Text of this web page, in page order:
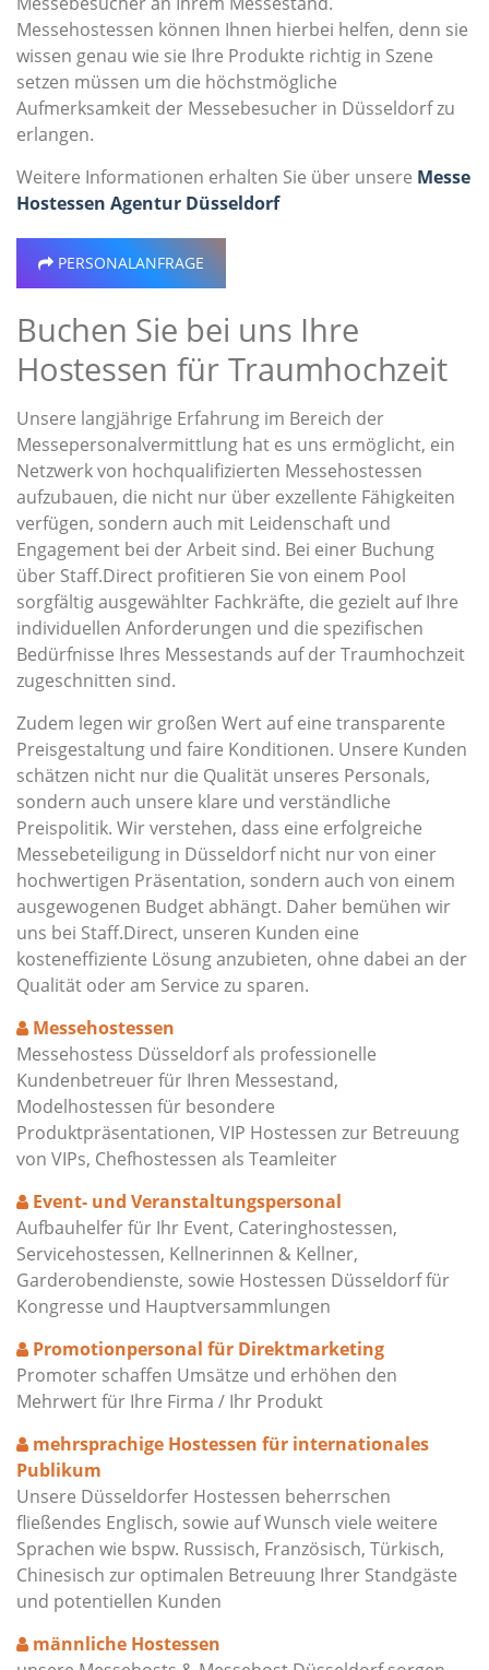
Messehostessen können Ihnen hierbei helfen, denn sie
wissen genau wie sie Ihre Produkte richtig in Szene
setzen müssen um die höchstmögliche
Aufmerksamkeit der Messebesucher in Düsseldorf zu
erlangen.
Weitere Informationen erhalten Sie über unsere Messe
Hostessen Agentur Düsseldorf
PERSONALANFRAGE
Buchen Sie bei uns Ihre
Hostessen für Traumhochzeit
Unsere langjährige Erfahrung im Bereich der
Messepersonalvermittlung hat es uns ermöglicht, ein
Netzwerk von hochqualifizierten Messehostessen
aufzubauen, die nicht nur über exzellente Fähigkeiten
verfügen, sondern auch mit Leidenschaft und
Engagement bei der Arbeit sind. Bei einer Buchung
über Staff.Direct profitieren Sie von einem Pool
sorgfältig ausgewählter Fachkräfte, die gezielt auf Ihre
individuellen Anforderungen und die spezifischen
Bedürfnisse Ihres Messestands auf der Traumhochzeit
zugeschnitten sind.
Zudem legen wir großen Wert auf eine transparente
Preisgestaltung und faire Konditionen. Unsere Kunden
schätzen nicht nur die Qualität unseres Personals,
sondern auch unsere klare und verständliche
Preispolitik. Wir verstehen, dass eine erfolgreiche
Messebeteiligung in Düsseldorf nicht nur von einer
hochwertigen Präsentation, sondern auch von einem
ausgewogenen Budget abhängt. Daher bemühen wir
uns bei Staff.Direct, unseren Kunden eine
kosteneffiziente Lösung anzubieten, ohne dabei an der
Qualität oder am Service zu sparen.
Messehostessen
Messehostess Düsseldorf als professionelle
Kundenbetreuer für Ihren Messestand,
Modelhostessen für besondere
Produktpräsentationen, VIP Hostessen zur Betreuung
von VIPs, Chefhostessen als Teamleiter
Event- und Veranstaltungspersonal
Aufbauhelfer für Ihr Event, Cateringhostessen,
Servicehostessen, Kellnerinnen & Kellner,
Garderobendienste, sowie Hostessen Düsseldorf für
Kongresse und Hauptversammlungen
Promotionpersonal für Direktmarketing
Promoter schaffen Umsätze und erhöhen den
Mehrwert für Ihre Firma / Ihr Produkt
mehrsprachige Hostessen für internationales
Publikum
Unsere Düsseldorfer Hostessen beherrschen
fließendes Englisch, sowie auf Wunsch viele weitere
Sprachen wie bspw. Russisch, Französisch, Türkisch,
Chinesisch zur optimalen Betreuung Ihrer Standgäste
und potentiellen Kunden
männliche Hostessen